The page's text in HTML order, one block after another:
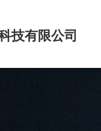
技有限公司